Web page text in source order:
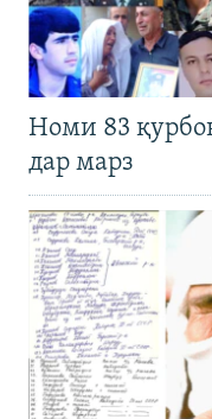
Номи 83
дар марз